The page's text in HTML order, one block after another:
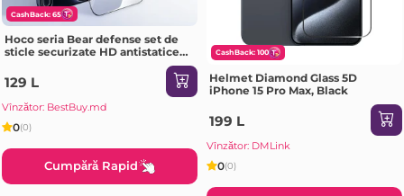
CashBack: 65
Hoco seria Bear defense set de
sticle securizate HD antistatice
pe tot ecranul SAMSUNG Galaxy
A07(G777) neagră Sticlă de
protecție
129 L
Vînzător: BestBuy.md
0(0)
Cumpără Rapid
CashBack: 100
Helmet Diamond Glass 5D
iPhone 15 Pro Max, Black
199 L
Vînzător: DMLink
0(0)